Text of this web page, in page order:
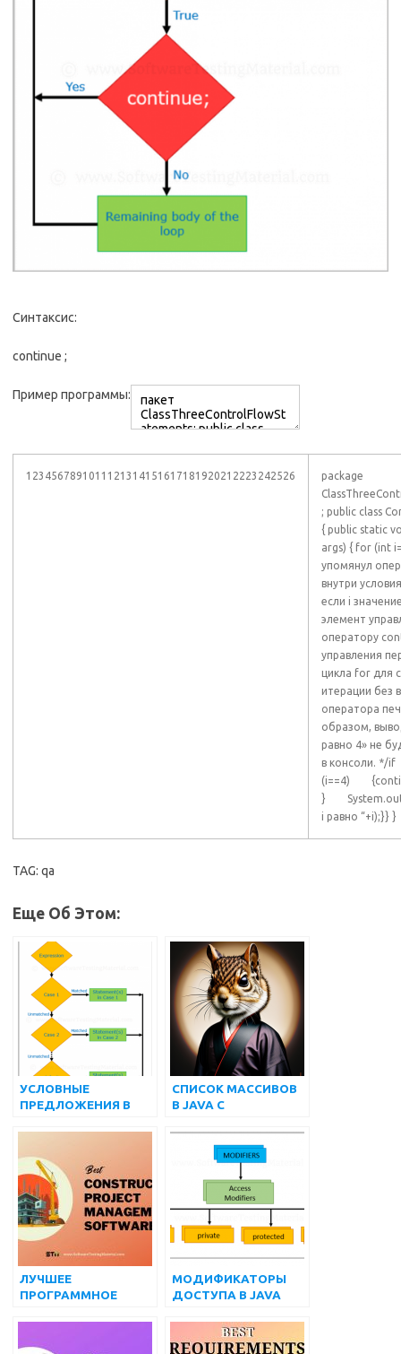
Синтаксис:
continue ;
Пример программы:
1234567891011121314151617181920212223242526
package
; public class
{ public static
args) { for (int
упомянул
внутри
если i
элемент
оператору
управления
цикла for для
итерации без
оператора
образом,
равно 4» не
в консоли. */if
(i==4)
}
i равно “+i);}} }
TAG: qa
Еще Об Этом:
УСЛОВНЫЕ
ПРЕДЛОЖЕНИЯ В
СПИСОК МАССИВОВ
В JAVA С
ЛУЧШЕЕ
ПРОГРАММНОЕ
СТРОИТЕЛЬНЫМИ
МОДИФИКАТОРЫ
ДОСТУПА В JAVA